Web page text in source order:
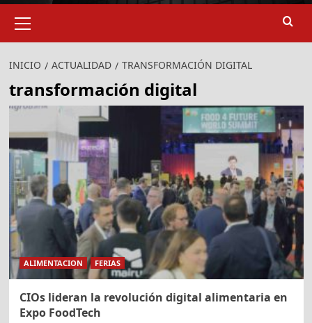
primario
INICIO ACTUALIDAD TRANSFORMACIÓN DIGITAL
transformación digital
ALIMENTACION FERIAS
CIOs lideran la revolución digital alimentaria en
Expo FoodTech